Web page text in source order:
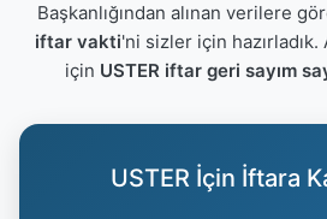
Başkanlığından alınan verilere
iftar vakti'ni sizler için hazırladık.
için USTER iftar geri sayım
USTER İçin İftara